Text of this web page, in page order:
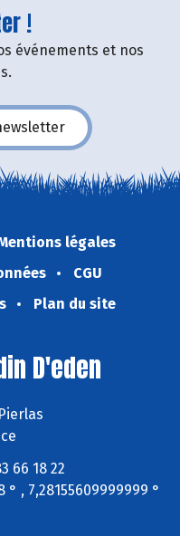
!
événements et nos
légales
CGU
Plan du site
D'eden
66 18 22
° , 7,28155609999999 °